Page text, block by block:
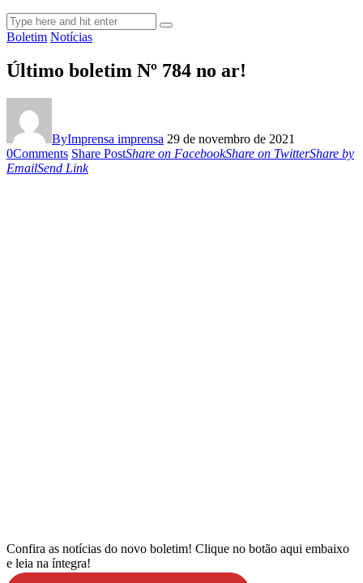
Boletim Notícias
Último boletim Nº 784 no ar!
ByImprensa imprensa 29 de novembro de 2021
0Comments Share PostShare on FacebookShare on TwitterShare by
EmailSend Link
Confira as notícias do novo boletim! Clique no botão aqui embaixo
e leia na íntegra!